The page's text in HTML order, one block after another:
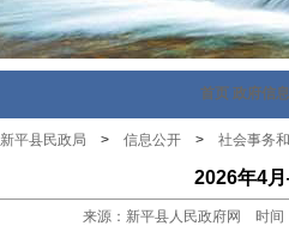
首页 政府信
新平县民政局 > 信息公开 > 社会事务
2026年4
来源：新平县人民政府网 时